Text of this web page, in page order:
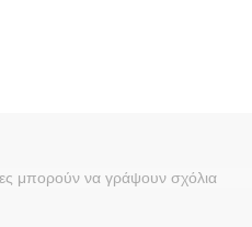
μπορούν να γράψουν σχόλια